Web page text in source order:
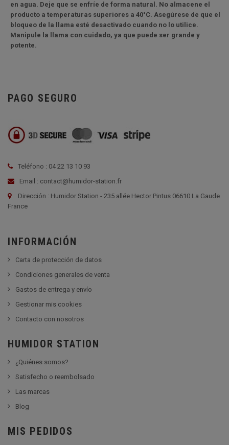
en agua. Deje que se enfríe de forma natural. No almacene el
producto a temperaturas superiores a 40°C. Asegúrese de que el
bloqueo de la llama esté desactivado cuando no lo utilice.
Manipule la llama con cuidado, ya que puede ser grande y
potente.
PAGO SEGURO
Teléfono : 04 22 13 10 93
Email : contact@humidor-station.fr
Dirección : Humidor Station - 235 allée Hector Pintus 06610 La Gaude
France
INFORMACIÓN
Carta de protección de datos
Condiciones generales de venta
Gastos de entrega y envío
Gestionar mis cookies
Contacto con nosotros
HUMIDOR STATION
¿Quiénes somos?
Satisfecho o reembolsado
Las marcas
Blog
MIS PEDIDOS